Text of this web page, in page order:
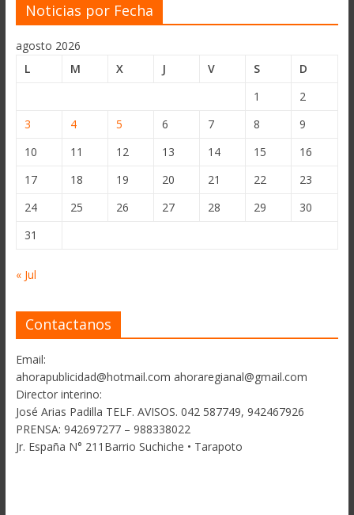
Noticias por Fecha
agosto 2026
L
M X J V S
D
1
2
3
4 5 6 7 8
9
10
11 12 13 14 15
16
17
18 19 20 21 22
23
24
25 26 27 28 29
30
31
« Jul
Contactanos
Email:
ahorapublicidad@hotmail.com ahoraregianal@gmail.com
Director interino:
José Arias Padilla TELF. AVISOS. 042 587749, 942467926
PRENSA: 942697277 – 988338022
Jr. España N° 211Barrio Suchiche • Tarapoto